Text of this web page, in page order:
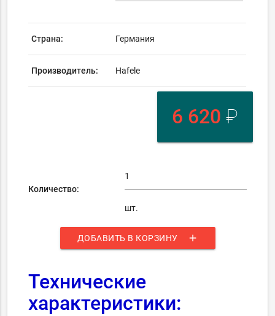
Страна: Германия
Производитель: Hafele
6 620 ₽
Количество:
шт.
ДОБАВИТЬ В КОРЗИНУ add
Технические
характеристики: